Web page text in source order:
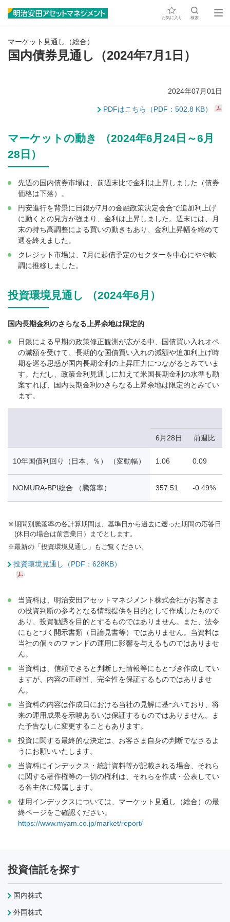
お気に入り 検索
マーケット見通し（総合）
国内債券見通し（2024年7月1日）
2024年07月01日
PDFはこちら（PDF：502.8 KB）
マーケットの動き （2024年6月24日～6月
28日）
先週の国内債券市場は、前週末比で金利は上昇しました（債券
価格は下落）。
円安進行を背景に日銀が7月の金融政策決定会合で追加利上げ
に動くとの見方が強まり、金利は上昇しました。週末には、月
末の持ち高調整による買いの動きもあり、金利上昇幅を縮めて
週を終えました。
クレジット市場は、7月に起債予定のセクターを中心にやや軟
調に推移しました。
投資環境見通し （2024年6月）
国内長期金利のさらなる上昇余地は限定的
日銀による早期の政策修正観測が広がる中、国債買い入れオペ
の減額を受けて、長期的な国債買い入れの減額や追加利上げ時
期を巡る思惑が国内長期金利の上昇圧力につながるとみていま
す。ただし、政策金利見通しに加えて米国長期金利の水準も勘
案すれば、国内長期金利のさらなる上昇余地は限定的とみてい
ます。
6月28日 前週比
10年国債利回り（日本、％） （変動幅） 1.06 0.09
NOMURA-BPI総合 （騰落率） 357.51 -0.49%
※期間別騰落率の各計算期間は、基準日から過去に遡った期間の応答日
(休日の場合は前営業日）までとします。
※最新の「投資環境見通し」もご覧ください。
投資環境見通し（PDF：628KB）
当資料は、明治安田アセットマネジメント株式会社がお客さま
の投資判断の参考となる情報提供を目的として作成したもので
あり、投資勧誘を目的とするものではありません。また、法令
にもとづく開示書類（目論見書等）ではありません。当資料は
当社の個々のファンドの運用に影響を与えるものではありませ
ん。
当資料は、信頼できると判断した情報等にもとづき作成してい
ますが、内容の正確性、完全性を保証するものではありませ
ん。
当資料の内容は作成日における当社の見解に基づいており、将
来の運用成果を示唆あるいは保証するものではありません。ま
た予告なしに変更することもあります。
投資に関する最終的な決定は、お客さま自身の判断でなさるよ
うにお願いいたします。
当資料にインデックス・統計資料等が記載される場合、それら
に関する著作権等の一切の権利は、それらを作成・公表してい
る各主体に帰属します。
使用インデックスについては、マーケット見通し（総合）の最
終ページをご確認ください。
https://www.myam.co.jp/market/report/
投資信託を探す
国内株式
外国株式